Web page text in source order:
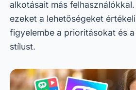
alkotásait más
ezeket a lehetőségeket
figyelembe a prioritásokat és
stílust.